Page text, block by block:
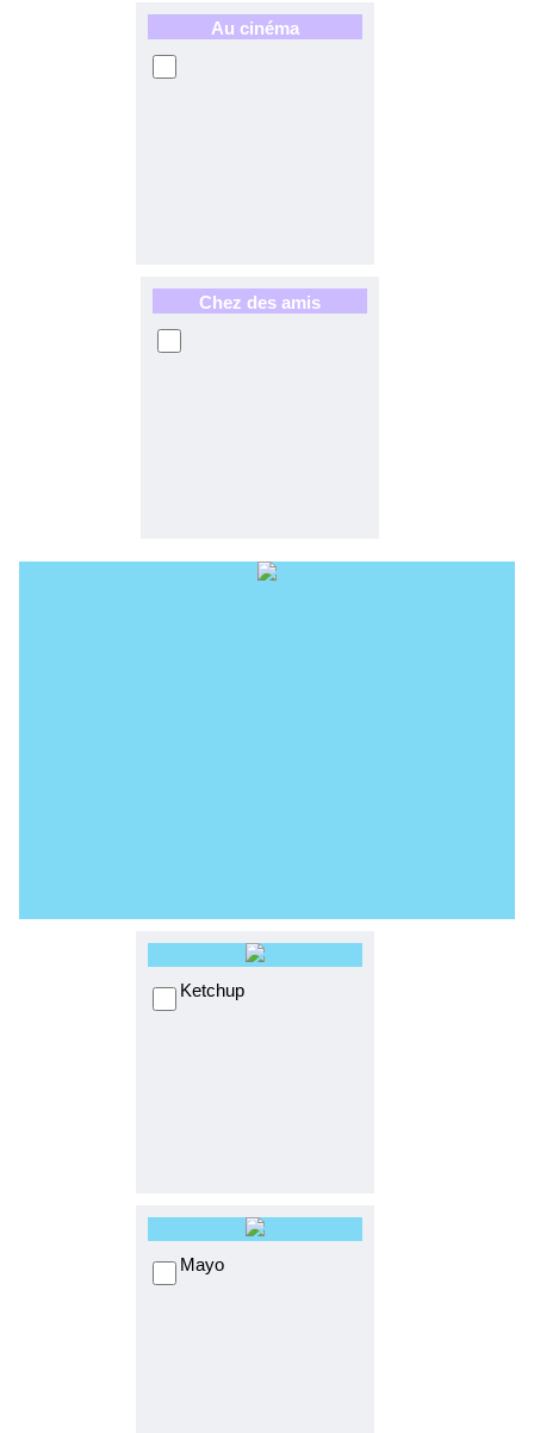
Au cinéma
Chez des amis
Ketchup
Mayo